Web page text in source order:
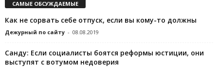
САМЫЕ ОБСУЖДАЕМЫЕ
Как не сорвать себе отпуск, если вы кому-то должны
Дежурный по сайту - 08.08.2019
Санду: Если социалисты боятся реформы юстиции, они
выступят с вотумом недоверия